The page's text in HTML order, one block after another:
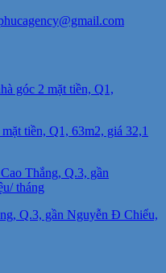
tiền, Q1, 63m2, giá 32,1
Q.3, gần Nguyễn Đ Chiểu,